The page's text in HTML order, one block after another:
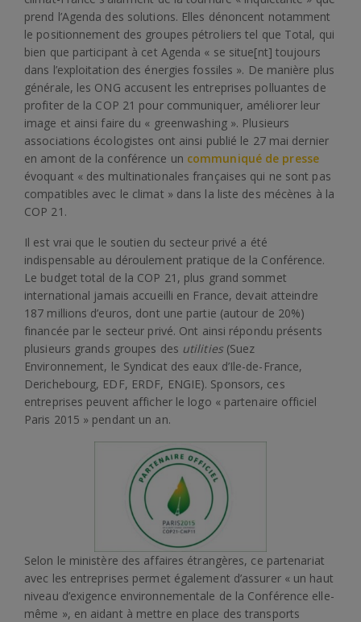
prend l’Agenda des solutions. Elles dénoncent notamment
le positionnement des groupes pétroliers tel que Total, qui
bien que participant à cet Agenda « se situe[nt] toujours
dans l’exploitation des énergies fossiles ». De manière plus
générale, les ONG accusent les entreprises polluantes de
profiter de la COP 21 pour communiquer, améliorer leur
image et ainsi faire du « greenwashing ». Plusieurs
associations écologistes ont ainsi publié le 27 mai dernier
en amont de la conférence un communiqué de presse
évoquant « des multinationales françaises qui ne sont pas
compatibles avec le climat » dans la liste des mécènes à la
COP 21.
Il est vrai que le soutien du secteur privé a été
indispensable au déroulement pratique de la Conférence.
Le budget total de la COP 21, plus grand sommet
international jamais accueilli en France, devait atteindre
187 millions d’euros, dont une partie (autour de 20%)
financée par le secteur privé. Ont ainsi répondu présents
plusieurs grands groupes des utilities(Suez
Environnement, le Syndicat des eaux d’Ile-de-France,
Derichebourg, EDF, ERDF, ENGIE). Sponsors, ces
entreprises peuvent afficher le logo « partenaire officiel
Paris 2015 » pendant un an.
Selon le ministère des affaires étrangères, ce partenariat
avec les entreprises permet également d’assurer « un haut
niveau d’exigence environnementale de la Conférence elle-
même », en aidant à mettre en place des transports